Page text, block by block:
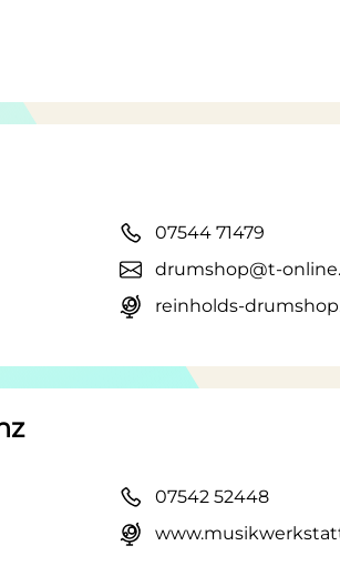
07544 71479
drumshop@t-
reinholds-
07542 52448